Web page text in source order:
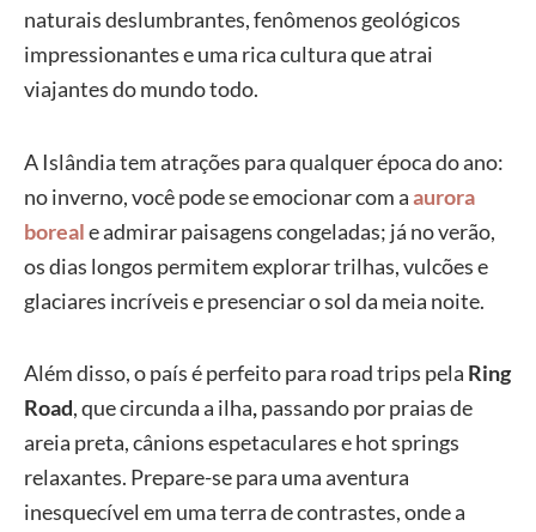
naturais deslumbrantes, fenômenos geológicos
impressionantes e uma rica cultura que atrai
viajantes do mundo todo.
A Islândia tem atrações para qualquer época do ano:
no inverno, você pode se emocionar com aaurora
boreale admirar paisagens congeladas; já no verão,
os dias longos permitem explorar trilhas, vulcões e
glaciares incríveis e presenciar o sol da meia noite.
Além disso, o país é perfeito para road trips pela Ring
Road, que circunda a ilha,passando por praias de
areia preta, cânions espetaculares e hot springs
relaxantes. Prepare-se para uma aventura
inesquecível em uma terra de contrastes, onde a